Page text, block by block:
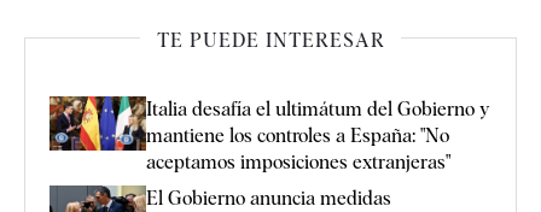
TE PUEDE INTERESAR
Italia desafía el ultimátum del Gobierno y
mantiene los controles a España: "No
aceptamos imposiciones extranjeras"
El Gobierno anuncia medidas